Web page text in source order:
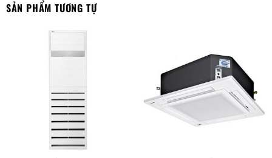
SẢN PHẨM TƯƠNG TỰ